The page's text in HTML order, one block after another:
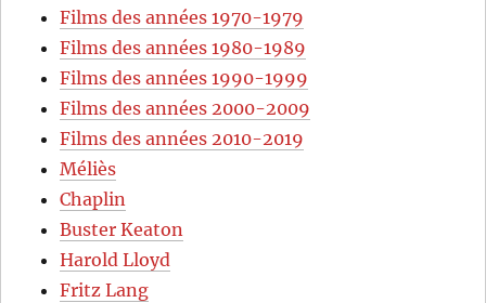
Films des années 1970-1979
Films des années 1980-1989
Films des années 1990-1999
Films des années 2000-2009
Films des années 2010-2019
Méliès
Chaplin
Buster Keaton
Harold Lloyd
Fritz Lang